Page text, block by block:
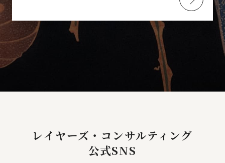
レイヤーズ・コンサルティング
公式SNS